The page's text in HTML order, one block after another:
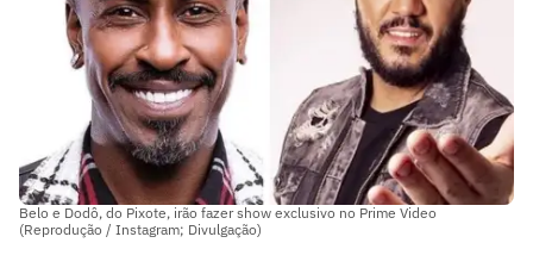
Belo e Dodô, do Pixote, irão fazer show exclusivo no Prime Video
(Reprodução / Instagram; Divulgação)